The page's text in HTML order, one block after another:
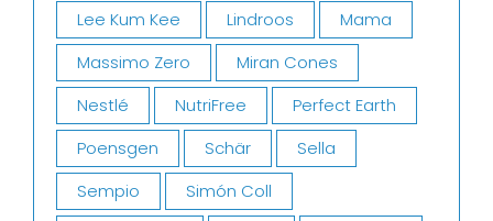
Lee Kum Kee
Lindroos
Mama
Massimo Zero
Miran Cones
Nestlé
NutriFree
Perfect Earth
Poensgen
Schär
Sella
Sempio
Simón Coll